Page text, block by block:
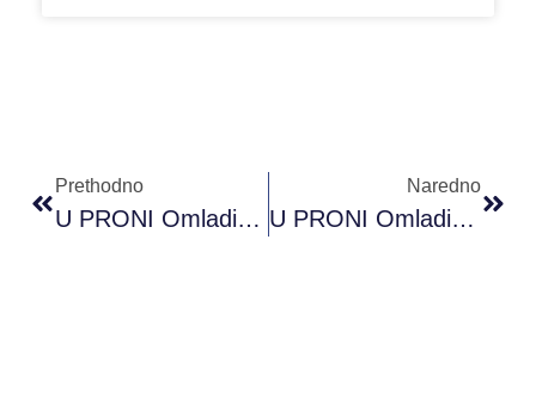
Prethodno
U PRONI Omladinskom Klubu Kalesija Održana Radionica O Omladinskom Aktivizmu I Politikama
Naredno
U PRONI Omladinskom Klubu Cazin Održana Radionica ”Be Yourself”